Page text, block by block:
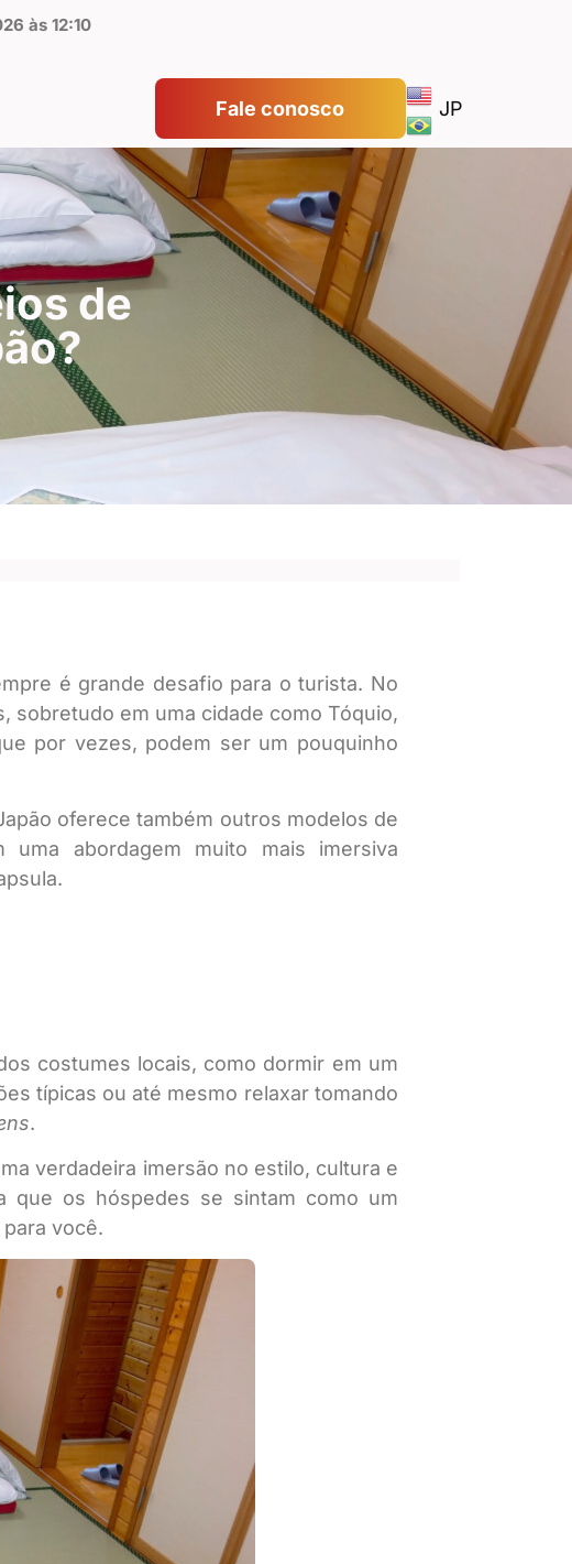
às 12:10
Fale conosco JP
de
é grande desafio para o turista. No
sobretudo em uma cidade como Tóquio,
por vezes, podem ser um pouquinho
oferece também outros modelos de
abordagem muito mais imersiva
costumes locais, como dormir em um
típicas ou até mesmo relaxar tomando
.
verdadeira imersão no estilo, cultura e
que os hóspedes se sintam como um
você.